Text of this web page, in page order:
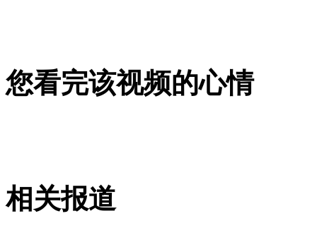
走！跟着总书记去植树
您看完该视频的心情
相关报道